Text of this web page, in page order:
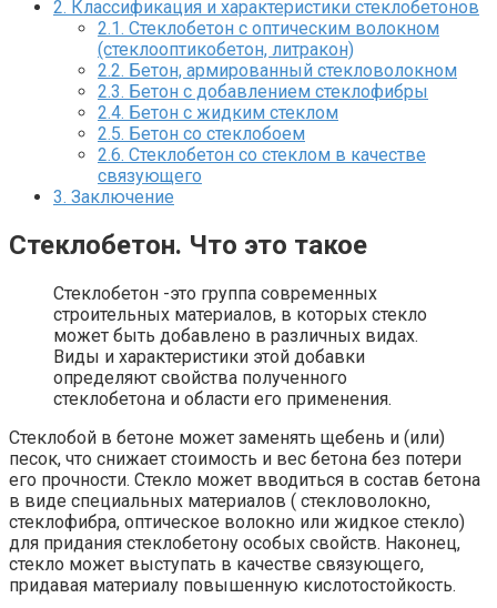
2. Классификация и характеристики стеклобетонов
2.1. Стеклобетон с оптическим волокном
(стеклооптикобетон, литракон)
2.2. Бетон, армированный стекловолокном
2.3. Бетон с добавлением стеклофибры
2.4. Бетон с жидким стеклом
2.5. Бетон со стеклобоем
2.6. Стеклобетон со стеклом в качестве
связующего
3. Заключение
Стеклобетон. Что это такое
Стеклобетон -это группа современных
строительных материалов, в которых стекло
может быть добавлено в различных видах.
Виды и характеристики этой добавки
определяют свойства полученного
стеклобетона и области его применения.
Стеклобой в бетоне может заменять щебень и (или)
песок, что снижает стоимость и вес бетона без потери
его прочности. Стекло может вводиться в состав бетона
в виде специальных материалов ( стекловолокно,
стеклофибра, оптическое волокно или жидкое стекло)
для придания стеклобетону особых свойств. Наконец,
стекло может выступать в качестве связующего,
придавая материалу повышенную кислотостойкость.